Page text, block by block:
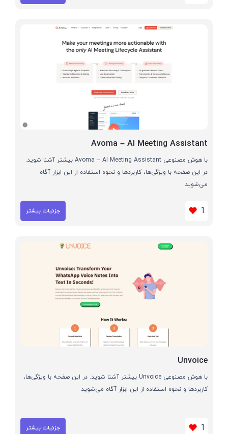
Avoma – AI Meeting Assistant
با هوش مصنوعی Avoma – AI Meeting Assistant بیشتر آشنا شوید.
در این صفحه با ویژگی‌ها، کاربردها و نحوه استفاده از این ابزار آگاه
می‌شوید
1 جزئیات بیشتر
Unvoice
با هوش مصنوعی Unvoice بیشتر آشنا شوید. در این صفحه با ویژگی‌ها،
کاربردها و نحوه استفاده از این ابزار آگاه می‌شوید
1 جزئیات بیشتر